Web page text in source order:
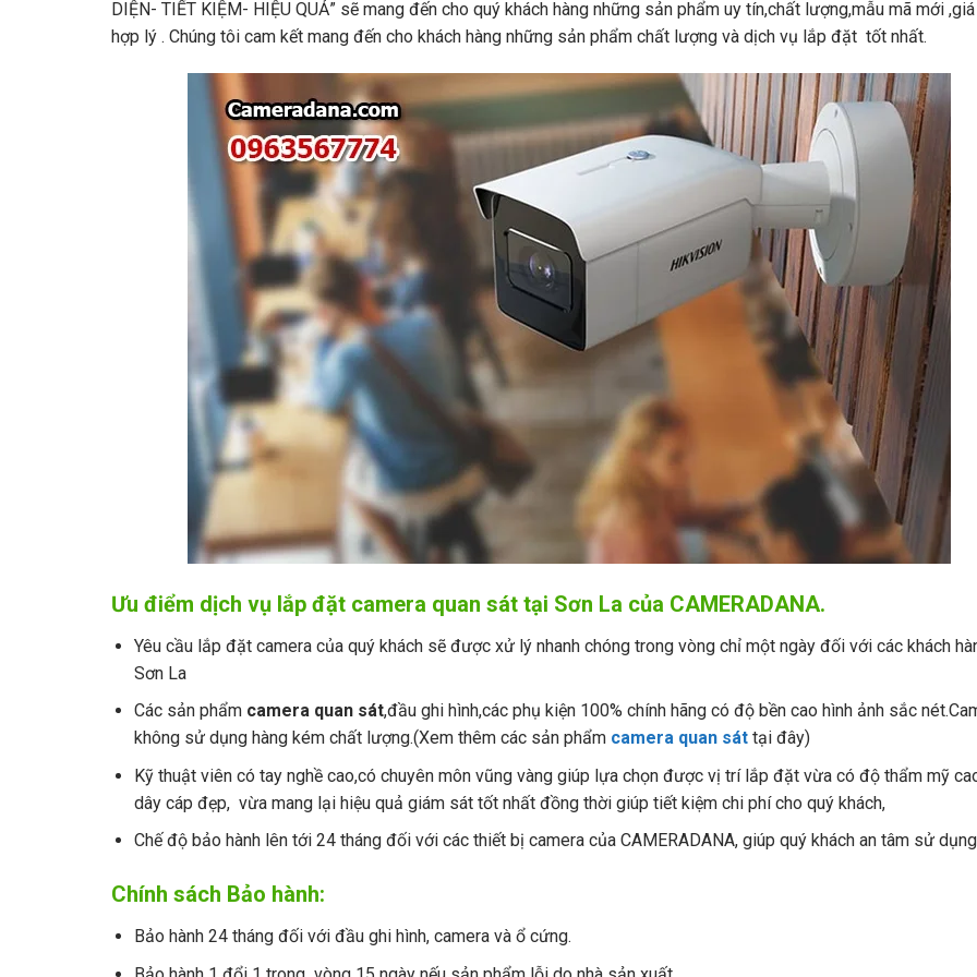
DIỆN- TIẾT KIỆM- HIỆU QUẢ” sẽ mang đến cho quý khách hàng những sản phẩm uy tín,chất lượng,mẫu mã mới
hợp lý . Chúng tôi cam kết mang đến cho khách hàng những sản phẩm chất lượng và dịch vụ lắp đặt tốt nhất.
Ưu điểm dịch vụ lắp đặt camera quan sát tại Sơn La của CAMERADANA.
Yêu cầu lắp đặt camera của quý khách sẽ được xử lý nhanh chóng trong vòng chỉ một ngày đối với các khách
Sơn La
Các sản phẩm camera quan sát,đầu ghi hình,các phụ kiện 100% chính hãng có độ bền cao hình ảnh sắc
không sử dụng hàng kém chất lượng.(Xem thêm các sản phẩm camera quan sáttại đây)
Kỹ thuật viên có tay nghề cao,có chuyên môn vũng vàng giúp lựa chọn được vị trí lắp đặt vừa có độ thẩm mỹ
dây cáp đẹp, vừa mang lại hiệu quả giám sát tốt nhất đồng thời giúp tiết kiệm chi phí cho quý khách,
Chế độ bảo hành lên tới 24 tháng đối với các thiết bị camera của CAMERADANA, giúp quý khách an tâm sử
Chính sách Bảo hành:
Bảo hành 24 tháng đối với đầu ghi hình, camera và ổ cứng.